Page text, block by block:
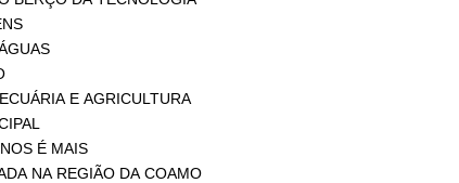
E AGRICULTURA
É MAIS
NA REGIÃO DA COAMO